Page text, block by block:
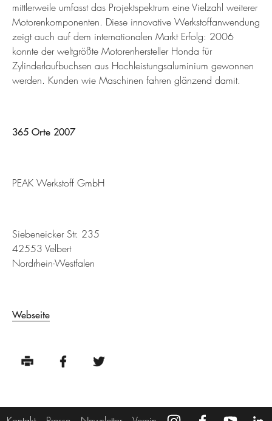
mittlerweile umfasst das Projektspektrum eine Vielzahl weiterer
Motorenkomponenten. Diese innovative Werkstoffanwendung
zeigt auch auf dem internationalen Markt Erfolg: 2006
konnte der weltgrößte Motorenhersteller Honda für
Zylinderlaufbuchsen aus Hochleistungsaluminium gewonnen
werden. Kunden wie Maschinen fahren glänzend damit.
365 Orte 2007
PEAK Werkstoff GmbH
Siebeneicker Str. 235
42553 Velbert
Nordrhein-Westfalen
Webseite